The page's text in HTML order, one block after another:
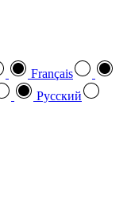
Français
Pусский